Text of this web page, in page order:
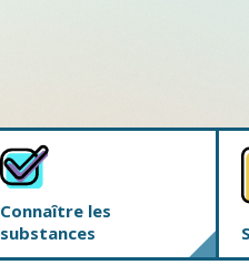
Connaître les
substances